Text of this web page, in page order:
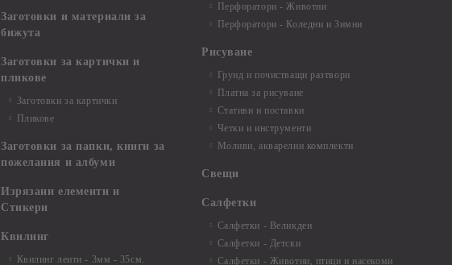
Заготовки и материали за
бижута
Заготовки за картички и
пликове
Заготовки за картички
Пликове
Заготовки за папки, книги за
пожелания и албуми
Изрязани елементи и
Стикери
Квилинг
Квилинг ленти - 3мм - 35см.
Перфоратори - Животни
Перфоратори - Коледни и Зимни
Рисуване
Грунд и почистващи разтвори
Платна за рисуване
Стативи и поставки
Четки и инструменти
Моливи, акварелни комплекти
Свещи
Салфетки
Салфетки - Великден
Салфетки - Детски
Салфетки - Животни, птици и насекоми